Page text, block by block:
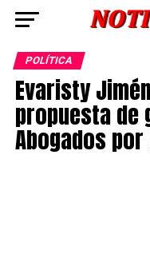
POLÍTICA
Evaristy
propuesta de
Abogados por